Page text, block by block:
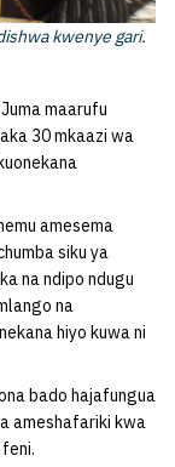
kwenye gari.
maarufu
30 mkaazi wa
amesema
siku ya
na ndipo ndugu
na
hiyo kuwa ni
bado hajafungua
ameshafariki kwa